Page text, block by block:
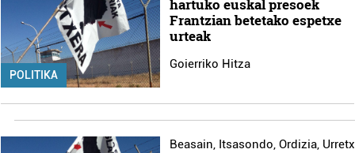
POLITIKA
hartuko euskal presoek
Frantzian betetako espetxe
urteak
Goierriko Hitza
Beasain, Itsasondo, Ordizia,